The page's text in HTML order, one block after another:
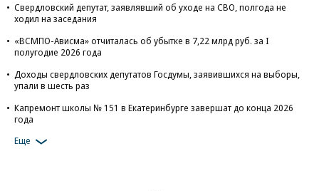
Свердловский депутат, заявлявший об уходе на СВО, полгода не
ходил на заседания
«ВСМПО-Ависма» отчиталась об убытке в 7,22 млрд руб. за I
полугодие 2026 года
Доходы свердловских депутатов Госдумы, заявившихся на выборы,
упали в шесть раз
Капремонт школы № 151 в Екатеринбурге завершат до конца 2026
года
Еще